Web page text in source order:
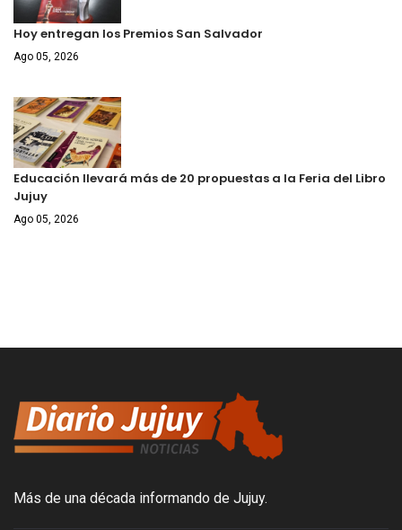
Hoy entregan los Premios San Salvador
Ago 05, 2026
Educación llevará más de 20 propuestas a la Feria del Libro
Jujuy
Ago 05, 2026
Más de una década informando de Jujuy.